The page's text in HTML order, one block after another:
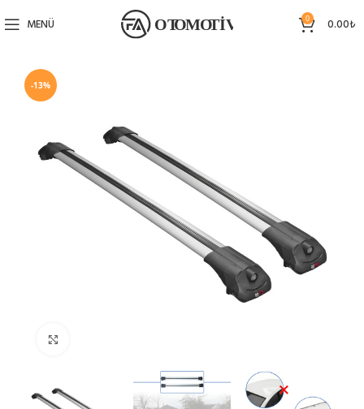
MENÜ 0 0.00₺
-13%